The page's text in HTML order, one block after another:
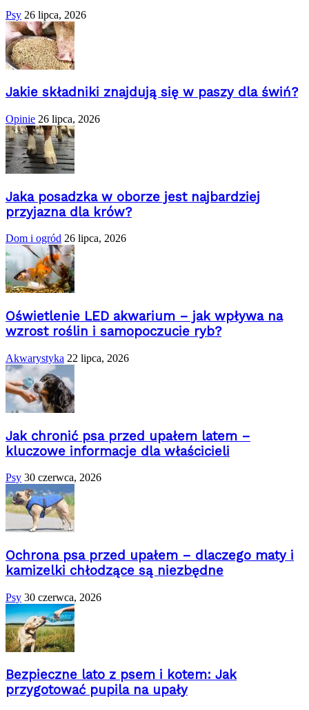
Psy 26 lipca, 2026
Jakie składniki znajdują się w paszy dla świń?
Opinie 26 lipca, 2026
Jaka posadzka w oborze jest najbardziej
przyjazna dla krów?
Dom i ogród 26 lipca, 2026
Oświetlenie LED akwarium – jak wpływa na
wzrost roślin i samopoczucie ryb?
Akwarystyka 22 lipca, 2026
Jak chronić psa przed upałem latem –
kluczowe informacje dla właścicieli
Psy 30 czerwca, 2026
Ochrona psa przed upałem – dlaczego maty i
kamizelki chłodzące są niezbędne
Psy 30 czerwca, 2026
Bezpieczne lato z psem i kotem: Jak
przygotować pupila na upały